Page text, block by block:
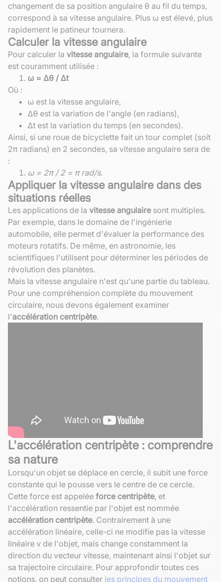
changement de sa position angulaire θ au fil du temps,
correspond à sa vitesse angulaire. Plus ω est élevé, plus
rapidement le patineur tournera.
Calculer la vitesse angulaire
Pour calculer la vitesse angulaire, la formule suivante
est couramment utilisée :
ω = Δθ / Δt
Où :
ω est la vitesse angulaire,
Δθ est la variation de l'angle (en radians),
Δt est la variation du temps (en secondes).
Ainsi, si une roue de bicyclette fait un tour complet (soit
2π radians) en 2 secondes, sa vitesse angulaire sera de
:
ω = 2π / 2 = π rad/s.
Appliquer la vitesse angulaire dans des
situations réelles
Les applications de la vitesse angulaire sont multiples.
Par exemple, dans le domaine de l'ingénierie
automobile, elle permet d'évaluer la performance des
moteurs rotatifs. De même, en astronomie, les
scientifiques l'utilisent pour déterminer les périodes de
révolution des planètes.
Mais la vitesse angulaire n'est qu'une partie du tableau.
Pour une compréhension complète du mouvement
circulaire, nous devons également examiner
l'accélération centripète.
L'accélération centripète : comprendre
sa nature
Lorsqu'un objet se déplace en cercle, il subit une force
constante qui le pousse vers le centre de ce cercle.
Cette force est appelée force centripète, et
l'accélération ressentie par l'objet est nommée
accélération centripète. Contrairement à une
accélération linéaire, celle-ci ne modifie pas la vitesse
linéaire v de l'objet, mais change constamment la
direction du vecteur vitesse, maintenant ainsi l'objet sur
sa trajectoire circulaire. Pour approfondir toutes ces
notions, on peut consulter les principes du mouvement